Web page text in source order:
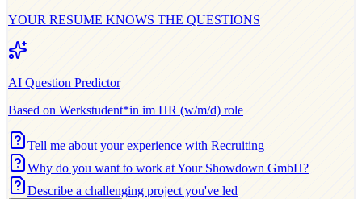
YOUR RESUME KNOWS THE QUESTIONS
AI Question Predictor
Based on Werkstudent*in im HR (w/m/d) role
Tell me about your experience with Recruiting
Why do you want to work at Your Showdown GmbH?
Describe a challenging project you've led